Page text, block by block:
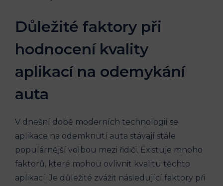
Důležité faktory při
hodnocení kvality
aplikací na odemykání
auta
V dnešní době moderních technologií se
aplikace na odemknutí auta stávají stále
populárnější volbou mezi řidiči. Existuje mnoho
faktorů, které mohou ovlivnit kvalitu těchto
aplikací. Je důležité zvážit následující faktory při